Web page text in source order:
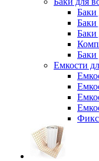
Баки
Баки
Емкости